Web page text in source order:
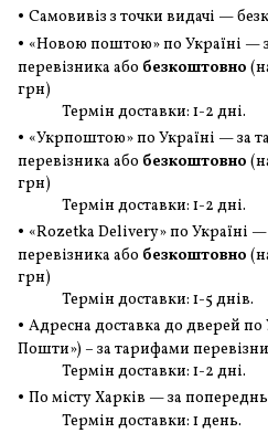
• Самовивіз з точки видачі —
• «Новою поштою» по Україні —
перевізника або безкоштовно
грн)
Термін доставки: 1-2 дні.
• «Укрпоштою» по Україні — за
перевізника або безкоштовно
грн)
Термін доставки: 1-2 дні.
• «Rozetka Delivery» по Україні
перевізника або безкоштовно
грн)
Термін доставки: 1-5 днів.
• Адресна доставка до дверей
Пошти») – за тарифами
Термін доставки: 1-2 дні.
• По місту Харків — за
Термін доставки: 1 день.